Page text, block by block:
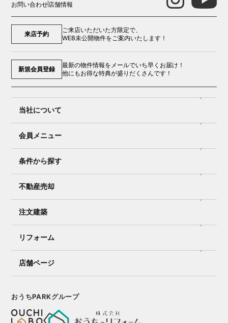
お問い合わせ店舗情報
来店予約
ご来店いただいた方限定で、
WEB未公開物件をご案内いたします！
新規会員登録
最新の物件情報をメールでいち早くお届け！
他にもお得な特典が盛りだくさんです！
当社について
会員メニュー
条件から探す
不動産売却
注文建築
リフォーム
店舗ページ
おうちPARKグループ